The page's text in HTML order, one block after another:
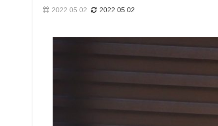
2022.05.02 2022.05.02